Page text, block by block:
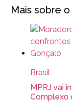
Mais sobre
Brasil
MPRJ vai
Complexo